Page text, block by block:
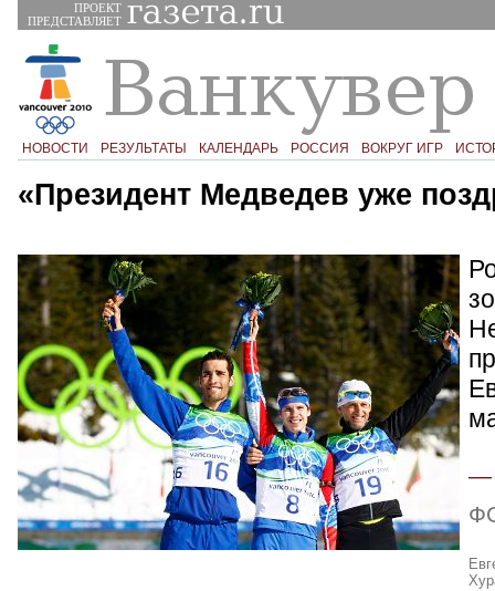
ПРОЕКТ
ПРЕДСТАВЛЯЕТ
НОВОСТИ РЕЗУЛЬТАТЫ КАЛЕНДАРЬ РОССИЯ ВОКРУГ ИГР
«Президент Медведев уже